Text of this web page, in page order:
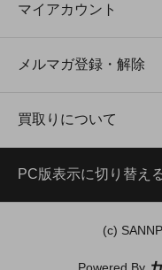
マイアカウント
メルマガ登録・解除
買取りについて
PC版表示に切り替え
(c)